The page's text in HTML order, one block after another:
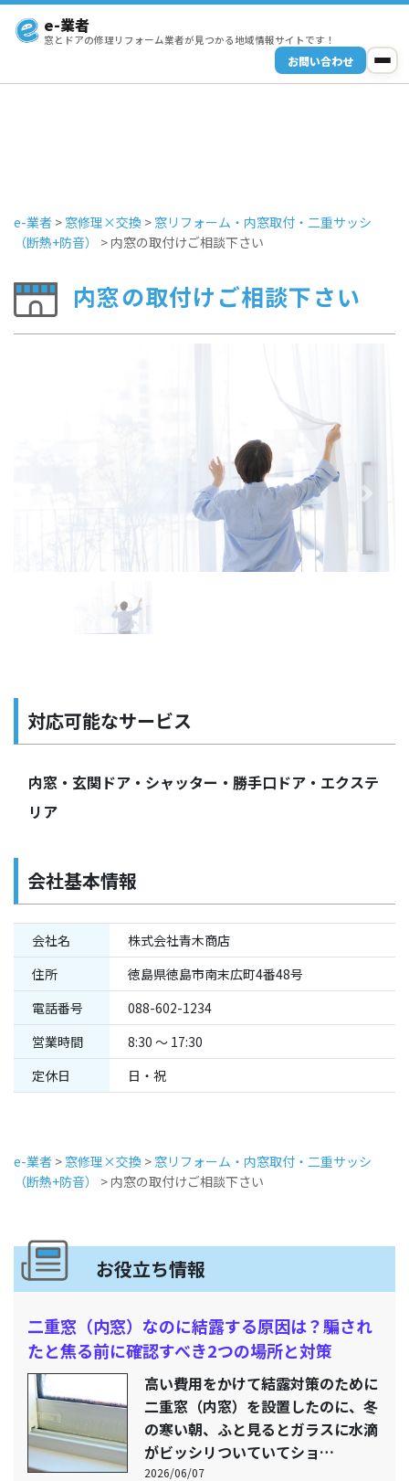
e-業者
窓とドアの修理リフォーム業者が見つかる地域情報サイトです！
お問い合わせ
e-業者 > 窓修理×交換 > 窓リフォーム・内窓取付・二重サッシ
（断熱+防音）
> 内窓の取付けご相談下さい
内窓の取付けご相談下さい
Next
対応可能なサービス
内窓・玄関ドア・シャッター・勝手口ドア・エクステ
リア
会社基本情報
会社名
株式会社青木商店
住所
徳島県徳島市南末広町4番48号
電話番号
088-602-1234
営業時間
8:30 ～ 17:30
定休日
日・祝
e-業者 > 窓修理×交換 > 窓リフォーム・内窓取付・二重サッシ
（断熱+防音）
> 内窓の取付けご相談下さい
お役立ち情報
二重窓（内窓）なのに結露する原因は？騙され
たと焦る前に確認すべき2つの場所と対策
高い費用をかけて結露対策のために
二重窓（内窓）を設置したのに、冬
の寒い朝、ふと見るとガラスに水滴
がビッシリついていてショ…
2026/06/07